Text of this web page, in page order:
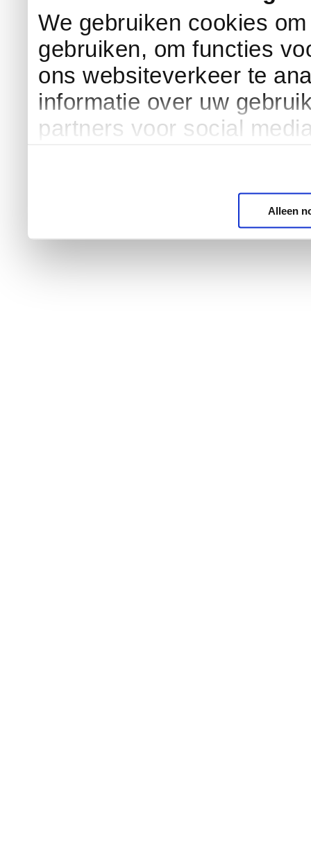
We gebruiken cookies
gebruiken, om functies
ons websiteverkeer te
informatie over uw
partners voor social
Alleen